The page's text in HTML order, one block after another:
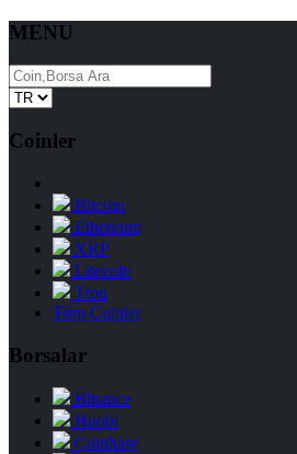
MENU
Coinler
Bitcoin
Ethereum
XRP
Litecoin
Tron
Tüm Coinler
Borsalar
Binance
Huobi
Coinbase